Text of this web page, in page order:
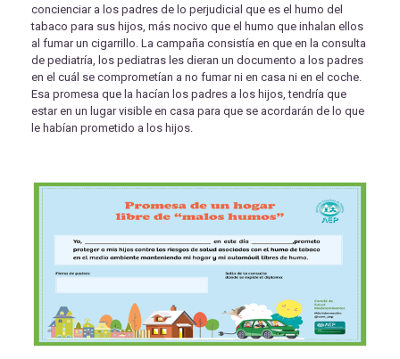
concienciar a los padres de lo perjudicial que es el humo del
tabaco para sus hijos, más nocivo que el humo que inhalan ellos
al fumar un cigarrillo. La campaña consistía en que en la consulta
de pediatría, los pediatras les dieran un documento a los padres
en el cuál se comprometían a no fumar ni en casa ni en el coche.
Esa promesa que la hacían los padres a los hijos, tendría que
estar en un lugar visible en casa para que se acordarán de lo que
le habían prometido a los hijos.